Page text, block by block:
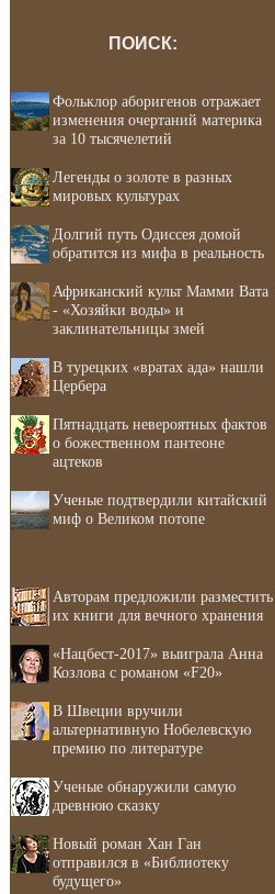
ПОИСК:
Фольклор аборигенов отражает
изменения очертаний материка
за 10 тысячелетий
Легенды о золоте в разных
мировых культурах
Долгий путь Одиссея домой
обратится из мифа в реальность
Африканский культ Мамми Вата
- «Хозяйки воды» и
заклинательницы змей
В турецких «вратах ада» нашли
Цербера
Пятнадцать невероятных фактов
о божественном пантеоне
ацтеков
Ученые подтвердили китайский
миф о Великом потопе
Авторам предложили разместить
их книги для вечного хранения
«Нацбест-2017» выиграла Анна
Козлова с романом «F20»
В Швеции вручили
альтернативную Нобелевскую
премию по литературе
Ученые обнаружили самую
древнюю сказку
Новый роман Хан Ган
отправился в «Библиотеку
будущего»